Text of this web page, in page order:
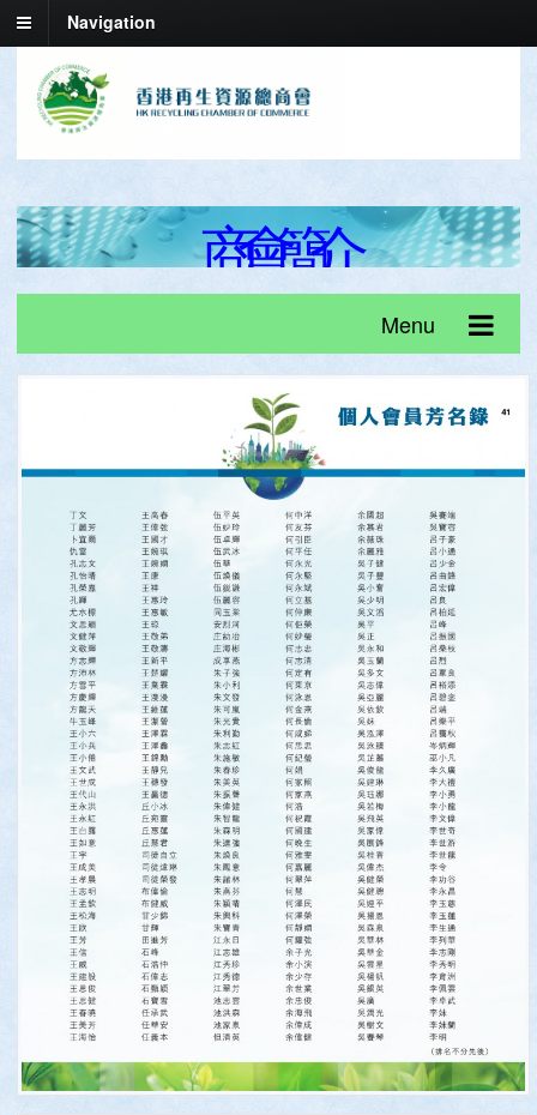
Navigation
商會簡介
Menu